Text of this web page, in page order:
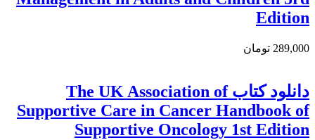
Edition
289,000 تومان
دانلود کتاب The UK Association of
Supportive Care in Cancer Handbook of
Supportive Oncology 1st Edition